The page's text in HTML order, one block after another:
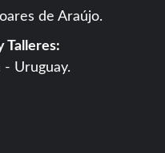
de Araújo.
Talleres:
- Uruguay.